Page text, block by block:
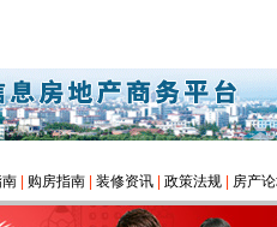
| 购房指南| 装修资讯| 政策法规| 房产